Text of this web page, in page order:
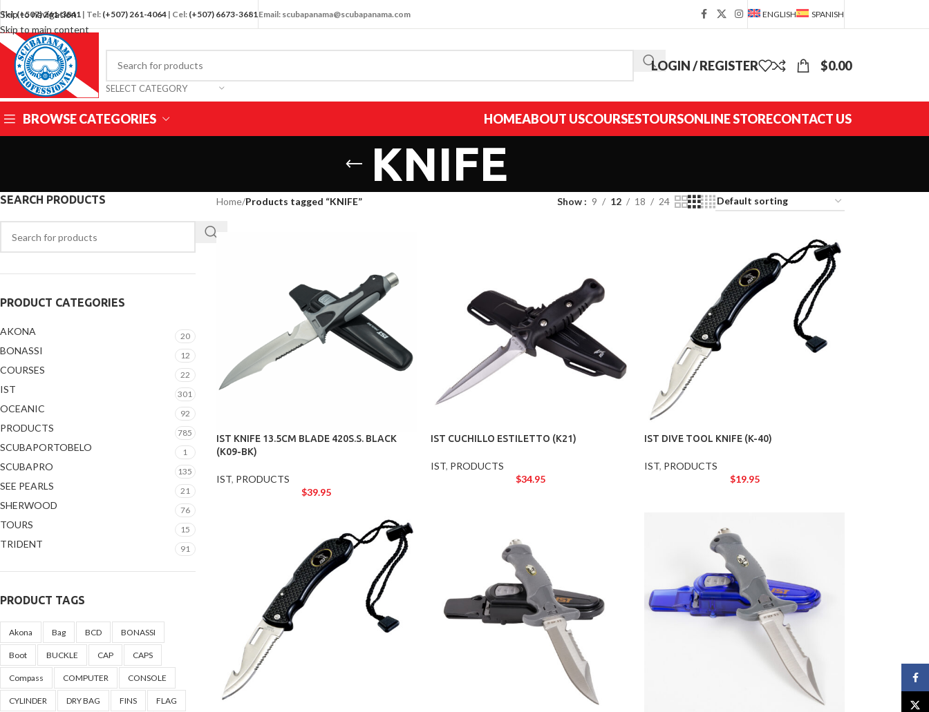
Skip to navigation
Skip to main content
Tel:(+507) 261-3841 | Tel: (+507) 261-4064 | Cel: (+507) 6673-3681 Email: scubapanama@scubapanama.com ENGLISH SPANISH
SELECT CATEGORY
LOGIN / REGISTER $0.00
BROWSE CATEGORIES HOMEABOUT USCOURSESTOURSONLINE STORECONTACT US
KNIFE
SEARCH PRODUCTS
PRODUCT CATEGORIES
AKONA 20
BONASSI 12
COURSES 22
IST 301
OCEANIC 92
PRODUCTS 785
SCUBAPORTOBELO 1
SCUBAPRO 135
SEE PEARLS 21
SHERWOOD 76
TOURS 15
TRIDENT 91
PRODUCT TAGS
Akona Bag BCD BONASSI
Boot BUCKLE CAP CAPS
Compass COMPUTER CONSOLE
CYLINDER DRY BAG FINS FLAG
Home/Products tagged “KNIFE” Show 9 12 18 24
IST KNIFE 13.5CM BLADE 420S.S. BLACK
(K09-BK)
IST, PRODUCTS
$39.95
IST CUCHILLO ESTILETTO (K21)
IST, PRODUCTS
$34.95
IST DIVE TOOL KNIFE (K-40)
IST, PRODUCTS
$19.95